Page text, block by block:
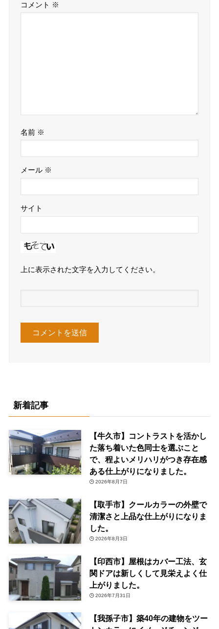
コメント ※
名前 ※
メール ※
サイト
上に表示された文字を入力してください。
新着記事
【牛久市】コントラストを活かし
た落ち着いた色同士を選ぶこと
で、程よいメリハリがつき存在感
ある仕上がりになりました。
2026年8月7日
【取手市】クールカラーの外壁で
清潔さと上品な仕上がりになりま
した。
2026年8月3日
【印西市】屋根はカバー工法、玄
関ドアは新しくして見栄えよく仕
上がりました。
2026年7月31日
【我孫子市】築40年の建物をツー